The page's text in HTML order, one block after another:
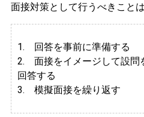
面接対策として行うべきこと
1. 回答を事前に準備する
2. 面接をイメージして設問
回答する
3. 模擬面接を繰り返す